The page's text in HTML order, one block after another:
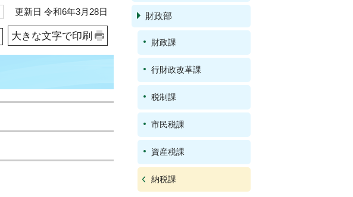
更新日 令和6年3月28日
大きな文字で印刷
財政部
財政課
行財政改革課
税制課
市民税課
資産税課
納税課